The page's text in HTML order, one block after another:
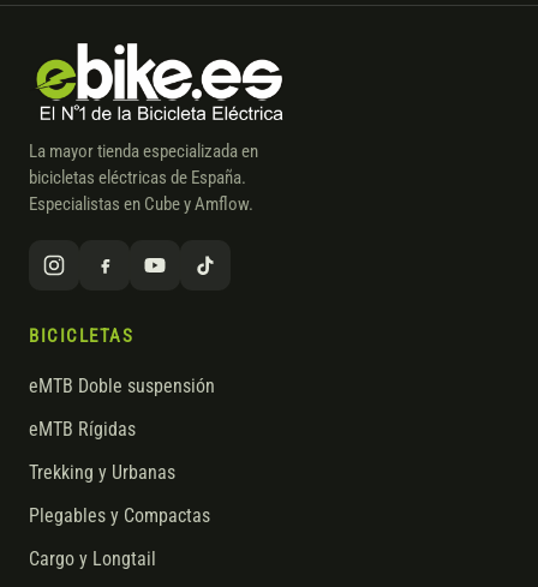
La mayor tienda especializada en
bicicletas eléctricas de España.
Especialistas en Cube y Amflow.
BICICLETAS
eMTB Doble suspensión
eMTB Rígidas
Trekking y Urbanas
Plegables y Compactas
Cargo y Longtail